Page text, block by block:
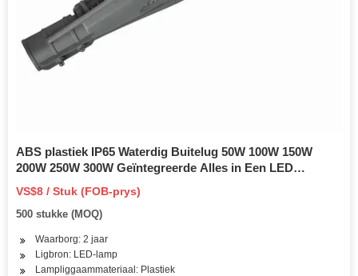
ABS plastiek IP65 Waterdig Buitelug 50W 100W 150W
200W 250W 300W Geïntegreerde Alles in Een LED
Sonkrag Straatlig
VS$8 / Stuk (FOB-prys)
500 stukke (MOQ)
Waarborg: 2 jaar
Ligbron: LED-lamp
Lampliggaammateriaal: Plastiek